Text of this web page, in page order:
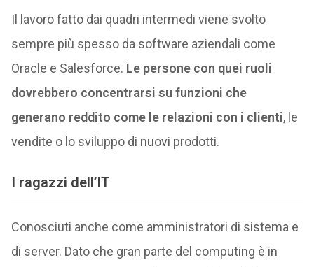
Il lavoro fatto dai quadri intermedi viene svolto
sempre più spesso da software aziendali come
Oracle e Salesforce. Le persone con quei ruoli
dovrebbero concentrarsi su funzioni che
generano reddito come le relazioni con i clienti, le
vendite o lo sviluppo di nuovi prodotti.
I ragazzi dell’IT
Conosciuti anche come amministratori di sistema e
di server. Dato che gran parte del computing è in